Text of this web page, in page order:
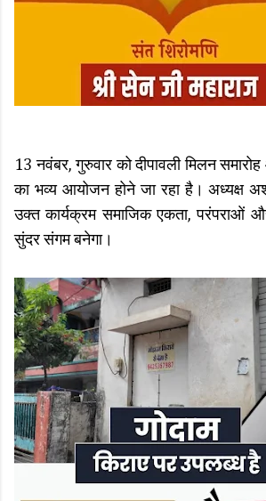
13 नवंबर, गुरुवार को दीपावली मिलन
का भव्य आयोजन होने जा रहा है। अध्यक्ष
उक्त कार्यक्रम समाजिक एकता, परंपराओं
सुंदर संगम बनेगा।